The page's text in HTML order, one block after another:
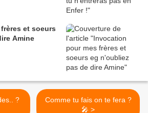
et soeurs
Amine
?
Comme tu fais on te fera ?
🎤 >